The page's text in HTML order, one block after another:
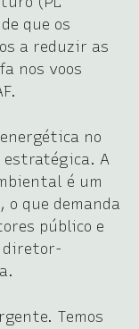
que os
a reduzir as
nos voos
no
estratégica. A
é um
que demanda
público e
diretor-
Temos